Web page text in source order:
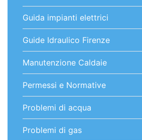
Guida impianti elettrici
Guide Idraulico Firenze
Manutenzione Caldaie
Permessi e Normative
Problemi di acqua
Problemi di gas